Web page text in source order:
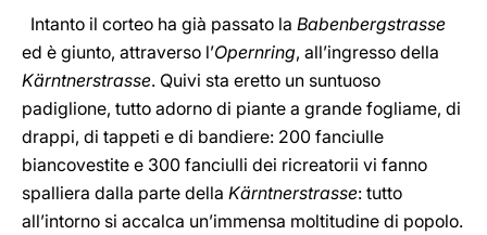
Intanto il corteo ha già passato la Babenbergstrasse
ed è giunto, attraverso l’Opernring, all’ingresso della
Kärntnerstrasse. Quivi sta eretto un suntuoso
padiglione, tutto adorno di piante a grande fogliame, di
drappi, di tappeti e di bandiere: 200 fanciulle
biancovestite e 300 fanciulli dei ricreatorii vi fanno
spalliera dalla parte della Kärntnerstrasse: tutto
all’intorno si accalca un’immensa moltitudine di popolo.